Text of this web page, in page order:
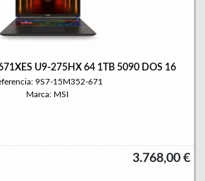
U9-275HX 64 1TB 5090 DOS 16
9S7-15M352-671
Marca: MSI
3.768,00 €